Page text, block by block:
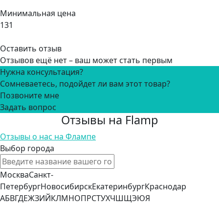
Минимальная цена
131
Оставить отзыв
Отзывов ещё нет – ваш может стать первым
Нужна консультация?
Сомневаетесь, подойдет ли вам этот товар?
Позвоните мне
Задать вопрос
Отзывы на Flamp
Отзывы о нас на Флампе
Выбор города
МоскваСанкт-
ПетербургНовосибирскЕкатеринбургКраснодар
АБВГДЕЖЗИЙКЛМНОПРСТУХЧШЩЭЮЯ